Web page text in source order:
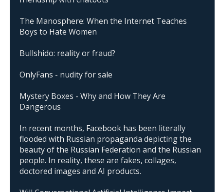
The Manosphere: When the Internet Teaches
Boys to Hate Women
Bullshido: reality or fraud?
OnlyFans - nudity for sale
Mystery Boxes - Why and How They Are
Dangerous
In recent months, Facebook has been literally
flooded with Russian propaganda depicting the
beauty of the Russian Federation and the Russian
people. In reality, these are fakes, collages,
doctored images and AI products.